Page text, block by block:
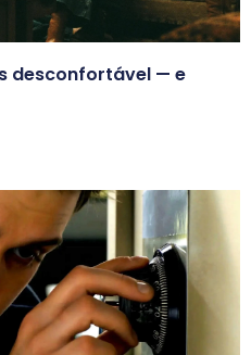
desconfortável — e